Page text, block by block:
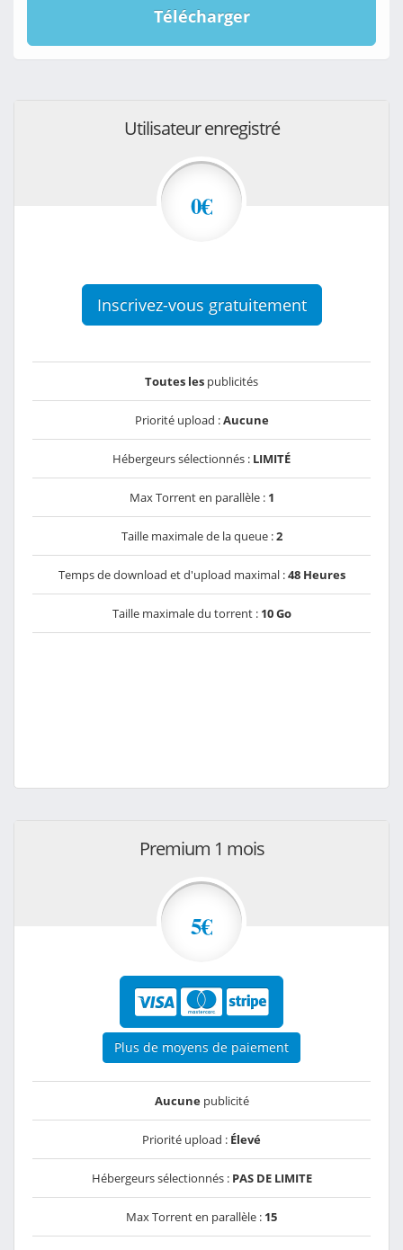
Télécharger
Utilisateur enregistré
0€
Inscrivez-vous gratuitement
Toutes les publicités
Priorité upload :Aucune
Hébergeurs sélectionnés : LIMITÉ
Max Torrent en parallèle : 1
Taille maximale de la queue :2
Temps de download et d'upload maximal :48 Heures
Taille maximale du torrent : 10 Go
Premium 1 mois
5€
Plus de moyens de paiement
Aucunepublicité
Priorité upload : Élevé
Hébergeurs sélectionnés : PAS DE LIMITE
Max Torrent en parallèle : 15